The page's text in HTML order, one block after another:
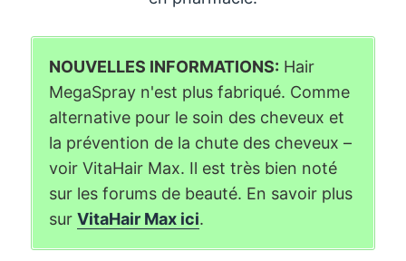
NOUVELLES INFORMATIONS: Hair
MegaSpray n'est plus fabriqué. Comme
alternative pour le soin des cheveux et
la prévention de la chute des cheveux –
voir VitaHair Max. Il est très bien noté
sur les forums de beauté. En savoir plus
surVitaHair Max ici.